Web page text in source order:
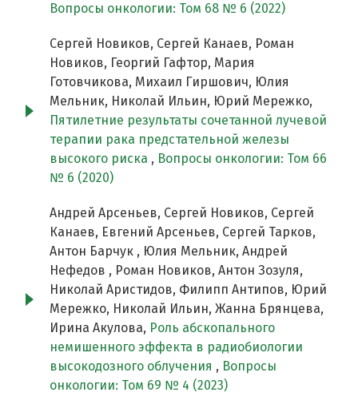
Вопросы онкологии: Том 68 № 6 (2022)
Сергей Новиков, Сергей Канаев, Роман
Новиков, Георгий Гафтор, Мария
Готовчикова, Михаил Гиршович, Юлия
Мельник, Николай Ильин, Юрий Мережко,
Пятилетние результаты сочетанной лучевой
терапии рака предстательной железы
высокого риска , Вопросы онкологии: Том 66
№ 6 (2020)
Андрей Арсеньев, Сергей Новиков, Сергей
Канаев, Евгений Арсеньев, Сергей Тарков,
Антон Барчук , Юлия Мельник, Андрей
Нефедов , Роман Новиков, Антон Зозуля,
Николай Аристидов, Филипп Антипов, Юрий
Мережко, Николай Ильин, Жанна Брянцева,
Ирина Акулова, Роль абскопального
немишенного эффекта в радиобиологии
высокодозного облучения , Вопросы
онкологии: Том 69 № 4 (2023)